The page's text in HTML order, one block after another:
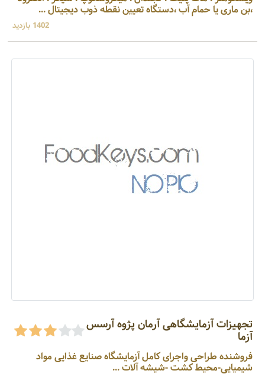
،بن ماری یا حمام آب ،دستگاه تعیین نقطه ذوب دیجیتال ...
1402 بازدید
تجهیزات آزمایشگاهی آرمان پژوه آرسس
آزما
فروشنده طراحی واجرای کامل آزمایشگاه صنایع غذایی مواد
شیمیایی-محیط کشت -شیشه آلات ...